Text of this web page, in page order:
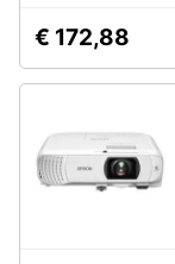
€ 172,88